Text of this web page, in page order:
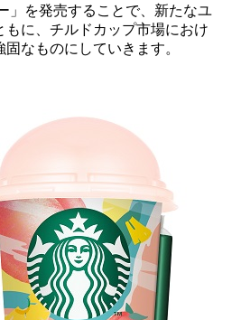
」を発売することで、新たなユ
もに、チルドカップ市場におけ
なものにしていきます。